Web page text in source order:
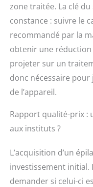
zone traitée. La clé
constance : suivre le
recommandé par la
obtenir une réduction
projeter sur un
donc nécessaire
de l’appareil.
Rapport qualité-prix :
aux instituts ?
L’acquisition d’un
investissement initial.
demander si celui-ci